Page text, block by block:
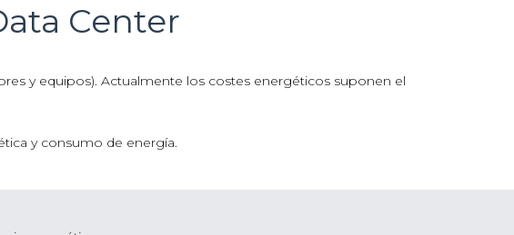
Center
y equipos). Actualmente los costes energéticos suponen el
y consumo de energía.